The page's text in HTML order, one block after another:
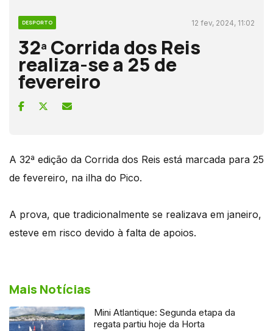
DESPORTO 12 fev, 2024, 11:02
32ª Corrida dos Reis
realiza-se a 25 de
fevereiro
A 32ª edição da Corrida dos Reis está marcada para 25
de fevereiro, na ilha do Pico.
A prova, que tradicionalmente se realizava em janeiro,
esteve em risco devido à falta de apoios.
Mais Notícias
Mini Atlantique: Segunda etapa da
regata partiu hoje da Horta